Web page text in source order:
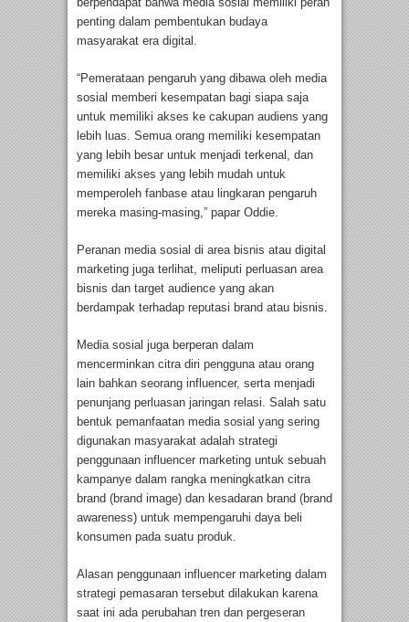
penting dalam pembentukan budaya
masyarakat era digital.
“Pemerataan pengaruh yang dibawa oleh media
sosial memberi kesempatan bagi siapa saja
untuk memiliki akses ke cakupan audiens yang
lebih luas. Semua orang memiliki kesempatan
yang lebih besar untuk menjadi terkenal, dan
memiliki akses yang lebih mudah untuk
memperoleh fanbase atau lingkaran pengaruh
mereka masing-masing,” papar Oddie.
Peranan media sosial di area bisnis atau digital
marketing juga terlihat, meliputi perluasan area
bisnis dan target audience yang akan
berdampak terhadap reputasi brand atau bisnis.
Media sosial juga berperan dalam
mencerminkan citra diri pengguna atau orang
lain bahkan seorang influencer, serta menjadi
penunjang perluasan jaringan relasi. Salah satu
bentuk pemanfaatan media sosial yang sering
digunakan masyarakat adalah strategi
penggunaan influencer marketing untuk sebuah
kampanye dalam rangka meningkatkan citra
brand (brand image) dan kesadaran brand (brand
awareness) untuk mempengaruhi daya beli
konsumen pada suatu produk.
Alasan penggunaan influencer marketing dalam
strategi pemasaran tersebut dilakukan karena
saat ini ada perubahan tren dan pergeseran